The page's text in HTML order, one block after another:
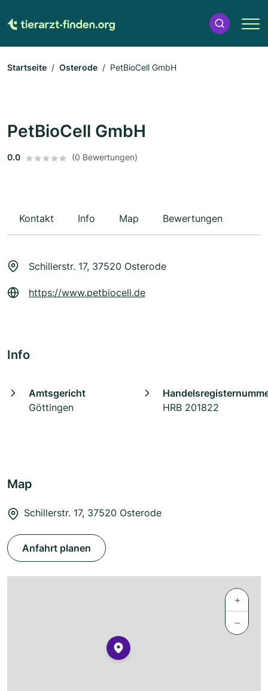
Startseite Osterode PetBioCell GmbH
PetBioCell GmbH
0.0 (0 Bewertungen)
Kontakt Info Map Bewertungen
Schillerstr. 17, 37520 Osterode
https://www.petbiocell.de
Info
Amtsgericht
Göttingen
HRB 201822
Map
Schillerstr. 17, 37520 Osterode
Anfahrt planen
+
−